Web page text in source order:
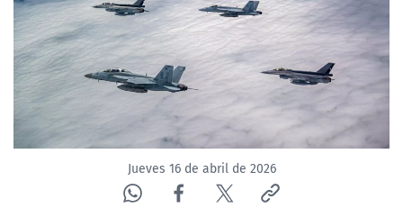
ACTUALIDAD Y TENDENCIAS
CORPORATIVO Y TRANSPARENCIA
CANAL DE DENUNCIAS
ÁREA DE PROYECTOSJueves 16 de abril de 2026